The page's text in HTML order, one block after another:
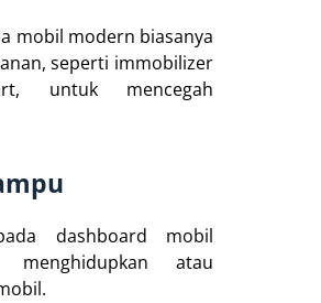
mobil modern biasanya
seperti immobilizer
untuk mencegah
dashboard mobil
atau